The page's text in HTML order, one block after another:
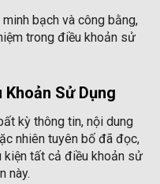
bạch và công bằng,
trong điều khoản sử
Sử Dụng
kỳ thông tin, nội dung
nhiên tuyên bố đã đọc,
kiện tất cả điều khoản sử
này.